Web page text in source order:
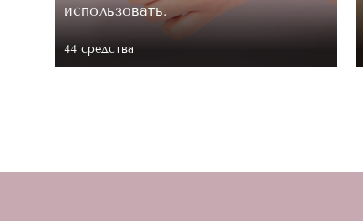
использовать.
44 средствa